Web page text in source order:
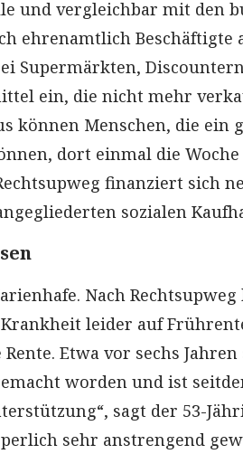
und vergleichbar mit den
ehrenamtlich Beschäftigte
Supermärkten,
ein, die nicht mehr
können Menschen, die ein
dort einmal die
finanziert sich
sozialen
Nach
leider auf
Etwa vor sechs
worden und ist
sagt der 53-
sehr anstrengend